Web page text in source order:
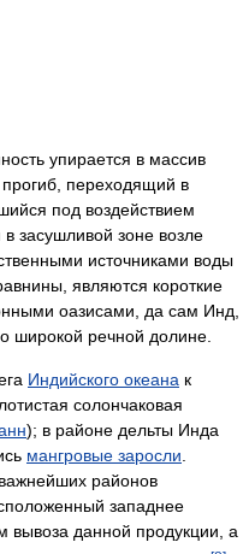
упирается в массив
прогиб, переходящий в
под воздействием
в засушливой зоне возле
источниками воды
являются короткие
оазисами, да сам Инд,
широкой речной долине.
Индийского океана к
солончаковая
); в районе дельты Инда
мангровые заросли
районов
западнее
вывоза данной продукции, а